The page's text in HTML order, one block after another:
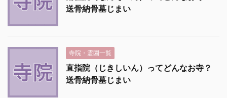
送骨納骨墓じまい
寺院・霊園一覧
直指院（じきしいん）ってどんなお寺？
送骨納骨墓じまい